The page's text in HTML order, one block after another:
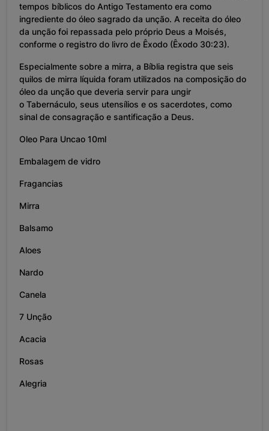
tempos bíblicos do Antigo Testamento era como
ingrediente do óleo sagrado da unção. A receita do óleo
da unção foi repassada pelo próprio Deus a Moisés,
conforme o registro do livro de Êxodo (Êxodo 30:23).
Especialmente sobre a mirra, a Bíblia registra que seis
quilos de mirra líquida foram utilizados na composição do
óleo da unção que deveria servir para ungir
o Tabernáculo, seus utensílios e os sacerdotes, como
sinal de consagração e santificação a Deus.
Oleo Para Uncao 10ml
Embalagem de vidro
Fragancias
Mirra
Balsamo
Aloes
Nardo
Canela
7 Unção
Acacia
Rosas
Alegria